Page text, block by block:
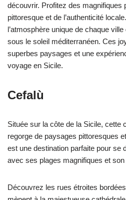
découvrir. Profitez des magnifiques
pittoresque et de l’authenticité
l’atmosphère unique de chaque
sous le soleil méditerranéen. Ces
superbes paysages et une
voyage en Sicile.
Cefalù
Située sur la côte de la Sicile, cette
regorge de paysages pittoresques
est une destination parfaite pour se
avec ses plages magnifiques et
Découvrez les rues étroites